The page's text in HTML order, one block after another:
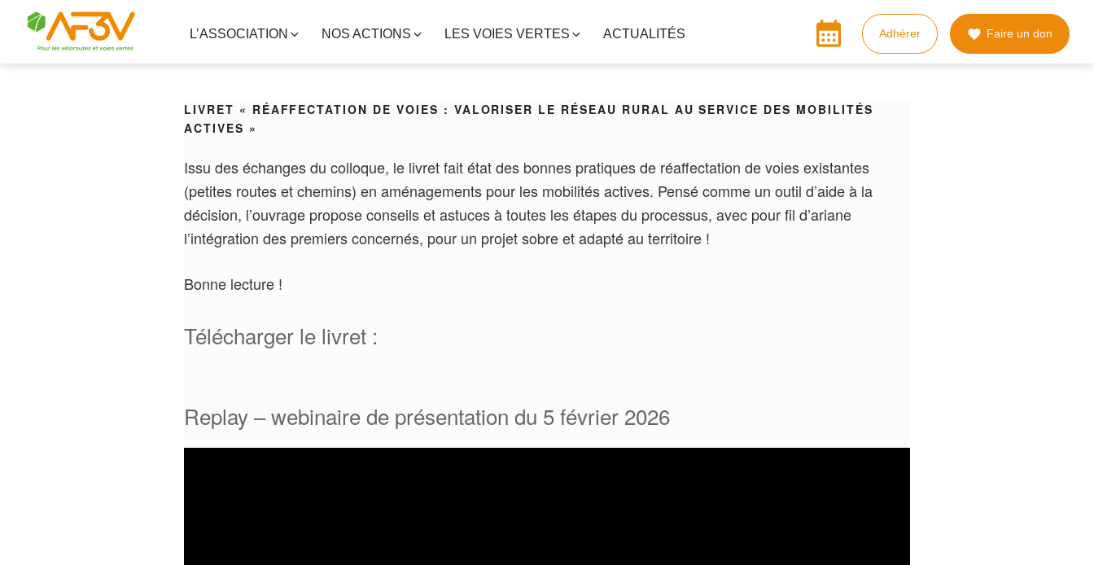
L’ASSOCIATION NOS ACTIONS LES VOIES VERTES ACTUALITÉS calendar_month Adhérer  Faire un don
LIVRET « RÉAFFECTATION DE VOIES : VALORISER LE RÉSEAU RURAL AU SERVICE DES MOBILITÉS
ACTIVES »
Issu des échanges du colloque, le livret fait état des bonnes pratiques de réaffectation de voies existantes
(petites routes et chemins) en aménagements pour les mobilités actives. Pensé comme un outil d’aide à la
décision, l’ouvrage propose conseils et astuces à toutes les étapes du processus, avec pour fil d’ariane
l’intégration des premiers concernés, pour un projet sobre et adapté au territoire !
Bonne lecture !
Télécharger le livret :
Replay – webinaire de présentation du 5 février 2026